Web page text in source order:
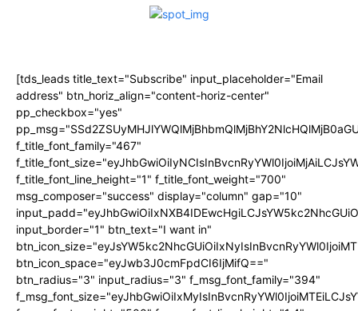
[tds_leads title_text="Subscribe" input_placeholder="Email
address" btn_horiz_align="content-horiz-center"
pp_checkbox="yes"
f_title_font_family="467"
f_title_font_line_height="1" f_title_font_weight="700"
msg_composer="success" display="column" gap="10"
input_border="1" btn_text="I want in"
btn_icon_space="eyJwb3J0cmFpdCI6IjMifQ=="
btn_radius="3" input_radius="3" f_msg_font_family="394"